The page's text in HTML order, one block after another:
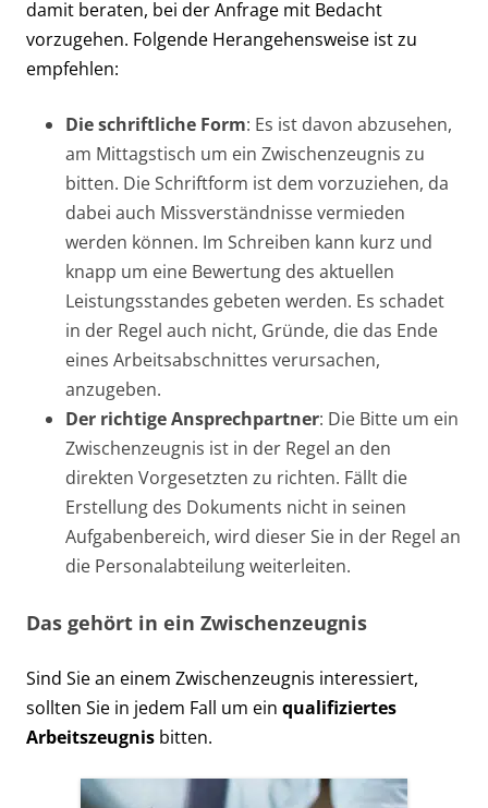
damit beraten, bei der Anfrage mit Bedacht
vorzugehen. Folgende Herangehensweise ist zu
empfehlen:
Die schriftliche Form: Es ist davon abzusehen,
am Mittagstisch um ein Zwischenzeugnis zu
bitten. Die Schriftform ist dem vorzuziehen, da
dabei auch Missverständnisse vermieden
werden können. Im Schreiben kann kurz und
knapp um eine Bewertung des aktuellen
Leistungsstandes gebeten werden. Es schadet
in der Regel auch nicht, Gründe, die das Ende
eines Arbeitsabschnittes verursachen,
anzugeben.
Der richtige Ansprechpartner: Die Bitte um ein
Zwischenzeugnis ist in der Regel an den
direkten Vorgesetzten zu richten. Fällt die
Erstellung des Dokuments nicht in seinen
Aufgabenbereich, wird dieser Sie in der Regel an
die Personalabteilung weiterleiten.
Das gehört in ein Zwischenzeugnis
Sind Sie an einem Zwischenzeugnis interessiert,
sollten Sie in jedem Fall um ein qualifiziertes
Arbeitszeugnis bitten.